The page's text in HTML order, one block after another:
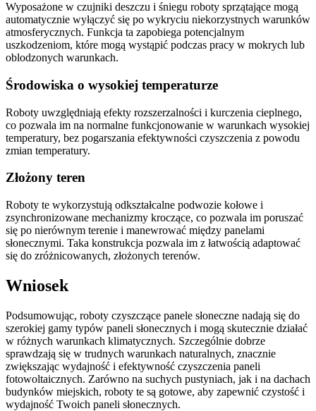
Wyposażone w czujniki deszczu i śniegu roboty sprzątające mogą
automatycznie wyłączyć się po wykryciu niekorzystnych warunków
atmosferycznych. Funkcja ta zapobiega potencjalnym
uszkodzeniom, które mogą wystąpić podczas pracy w mokrych lub
oblodzonych warunkach.
Środowiska o wysokiej temperaturze
Roboty uwzględniają efekty rozszerzalności i kurczenia cieplnego,
co pozwala im na normalne funkcjonowanie w warunkach wysokiej
temperatury, bez pogarszania efektywności czyszczenia z powodu
zmian temperatury.
Złożony teren
Roboty te wykorzystują odkształcalne podwozie kołowe i
zsynchronizowane mechanizmy kroczące, co pozwala im poruszać
się po nierównym terenie i manewrować między panelami
słonecznymi. Taka konstrukcja pozwala im z łatwością adaptować
się do zróżnicowanych, złożonych terenów.
Wniosek
Podsumowując, roboty czyszczące panele słoneczne nadają się do
szerokiej gamy typów paneli słonecznych i mogą skutecznie działać
w różnych warunkach klimatycznych. Szczególnie dobrze
sprawdzają się w trudnych warunkach naturalnych, znacznie
zwiększając wydajność i efektywność czyszczenia paneli
fotowoltaicznych. Zarówno na suchych pustyniach, jak i na dachach
budynków miejskich, roboty te są gotowe, aby zapewnić czystość i
wydajność Twoich paneli słonecznych.